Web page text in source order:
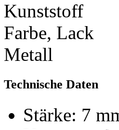
Kunststoff
Farbe, Lack
Metall
Technische Daten
Stärke: 7